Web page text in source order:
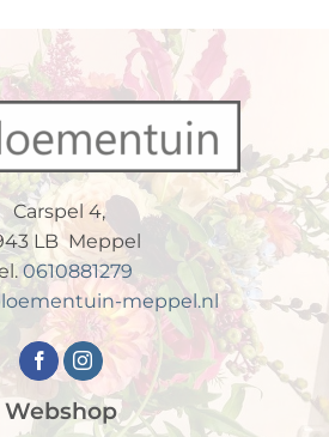
Carspel 4,
LB Meppel
0610881279
meppel.nl
Webshop